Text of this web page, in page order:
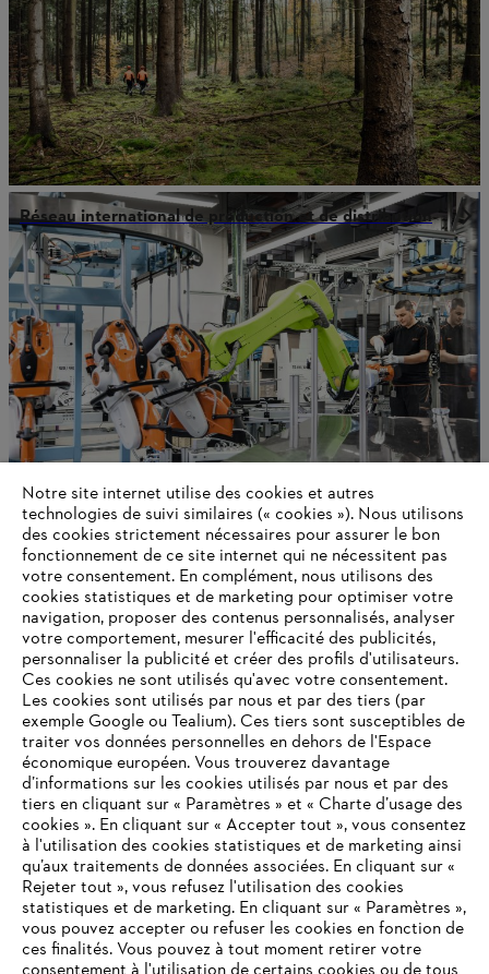
Réseau international de production et de distribution
Nos valeurs
Informations pour les fournisseurs
Produits
Contact
Carrière
Système d'alerte
Notre site internet utilise des cookies et autres
technologies de suivi similaires (« cookies »). Nous utilisons
des cookies strictement nécessaires pour assurer le bon
fonctionnement de ce site internet qui ne nécessitent pas
votre consentement. En complément, nous utilisons des
cookies statistiques et de marketing pour optimiser votre
navigation, proposer des contenus personnalisés, analyser
votre comportement, mesurer l'efficacité des publicités,
personnaliser la publicité et créer des profils d'utilisateurs.
Ces cookies ne sont utilisés qu'avec votre consentement.
Les cookies sont utilisés par nous et par des tiers (par
exemple Google ou Tealium). Ces tiers sont susceptibles de
traiter vos données personnelles en dehors de l'Espace
économique européen. Vous trouverez davantage
d’informations sur les cookies utilisés par nous et par des
tiers en cliquant sur « Paramètres » et « Charte d’usage des
cookies ». En cliquant sur « Accepter tout », vous consentez
à l'utilisation des cookies statistiques et de marketing ainsi
qu’aux traitements de données associées. En cliquant sur «
Rejeter tout », vous refusez l'utilisation des cookies
statistiques et de marketing. En cliquant sur « Paramètres »,
vous pouvez accepter ou refuser les cookies en fonction de
ces finalités. Vous pouvez à tout moment retirer votre